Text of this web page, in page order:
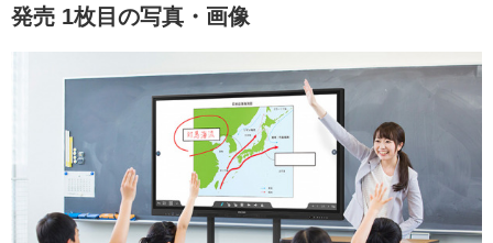
発売 1枚目の写真・画像